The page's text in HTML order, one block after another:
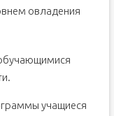
овладения
учащиеся